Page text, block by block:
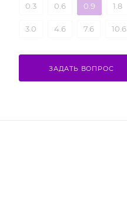
0.3
0.6 0.9 1.8
3.0 4.6 7.6 10.6
ЗАДАТЬ ВОПРОС